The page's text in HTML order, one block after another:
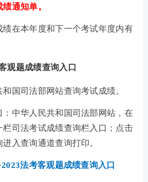
通知单。
绩在本年度和下一个考试年度内有
观题成绩查询入口
国司法部网站查询考试成绩。
中华人民共和国司法部网站，在
栏司法考试成绩查询栏入口；点击
入查询通道查询打印。
法考客观题成绩查询入口